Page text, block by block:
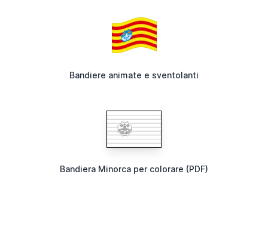
Bandiere animate e sventolanti
Bandiera Minorca per colorare (PDF)